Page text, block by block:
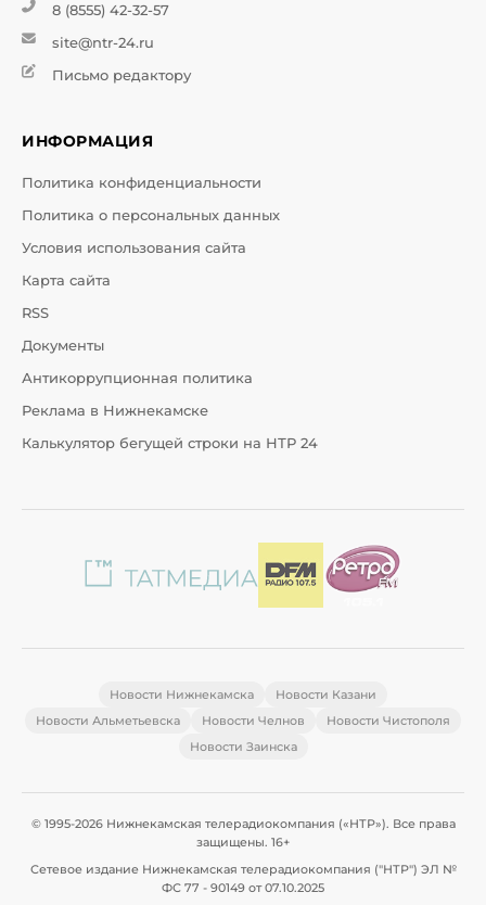
8 (8555) 42-32-57
site@ntr-24.ru
Письмо редактору
ИНФОРМАЦИЯ
Политика конфиденциальности
Политика о персональных данных
Условия использования сайта
Карта сайта
RSS
Документы
Антикоррупционная политика
Реклама в Нижнекамске
Калькулятор бегущей строки на НТР 24
Новости Нижнекамска
Новости Казани
Новости Альметьевска
Новости Челнов
Новости Чистополя
Новости Заинска
© 1995-2026 Нижнекамская телерадиокомпания («НТР»). Все права
защищены. 16+
Сетевое издание Нижнекамская телерадиокомпания ("НТР") ЭЛ №
ФС 77 - 90149 от 07.10.2025